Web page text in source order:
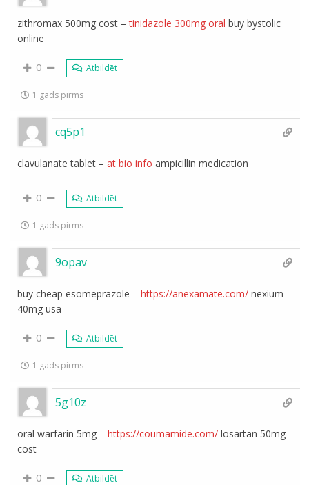
zithromax 500mg cost –tinidazole 300mg oral buy bystolic
online
0 Atbildēt
1 gads pirms
cq5p1
clavulanate tablet –at bio info ampicillin medication
0 Atbildēt
1 gads pirms
9opav
buy cheap esomeprazole –https://anexamate.com/ nexium
40mg usa
0 Atbildēt
1 gads pirms
5g10z
oral warfarin 5mg –https://coumamide.com/ losartan 50mg
cost
0 Atbildēt